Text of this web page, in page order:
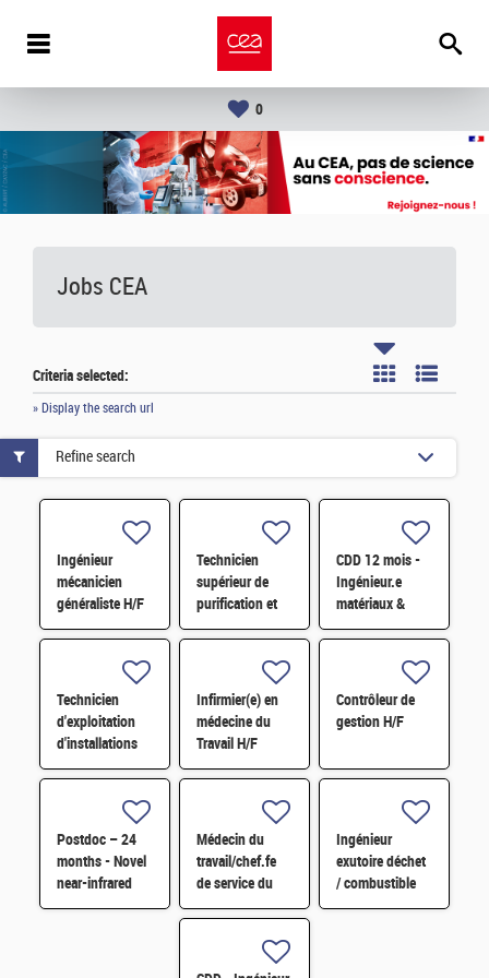
0
Jobs CEA
Criteria selected:
» Display the search url
Ingénieur
mécanicien
généraliste H/F
Technicien
supérieur de
purification et
fabrication en
CDD 12 mois -
Ingénieur.e
matériaux &
soudage H/F
Technicien
d'exploitation
d'installations
H/F
Infirmier(e) en
médecine du
Travail H/F
Contrôleur de
gestion H/F
Postdoc – 24
months - Novel
near-infrared
imaging
Médecin du
travail/chef.fe
de service du
SPST H/F
Ingénieur
exutoire déchet
/ combustible
H/F
Refine search